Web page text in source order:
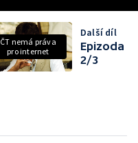
ČT nemá práva
pro internet
Další díl
Epizoda
2/3